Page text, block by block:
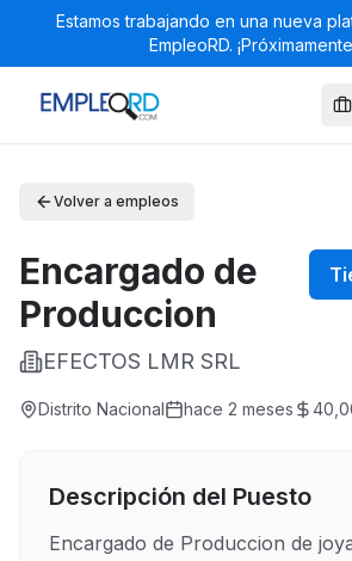
Estamos trabajando en una nueva
EmpleoRD.
Volver a empleos
Encargado de
Produccion
EFECTOS LMR SRL
Distrito Nacional hace 2 meses
Descripción del Puesto
Encargado de Produccion de